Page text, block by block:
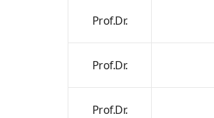
Prof.Dr.
Prof.Dr.
Prof.Dr.